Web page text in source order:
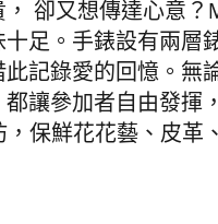
卻又想傳達心意？
足。手錶設有兩層
記錄愛的回憶。無
讓參加者自由發揮
保鮮花花藝、皮革